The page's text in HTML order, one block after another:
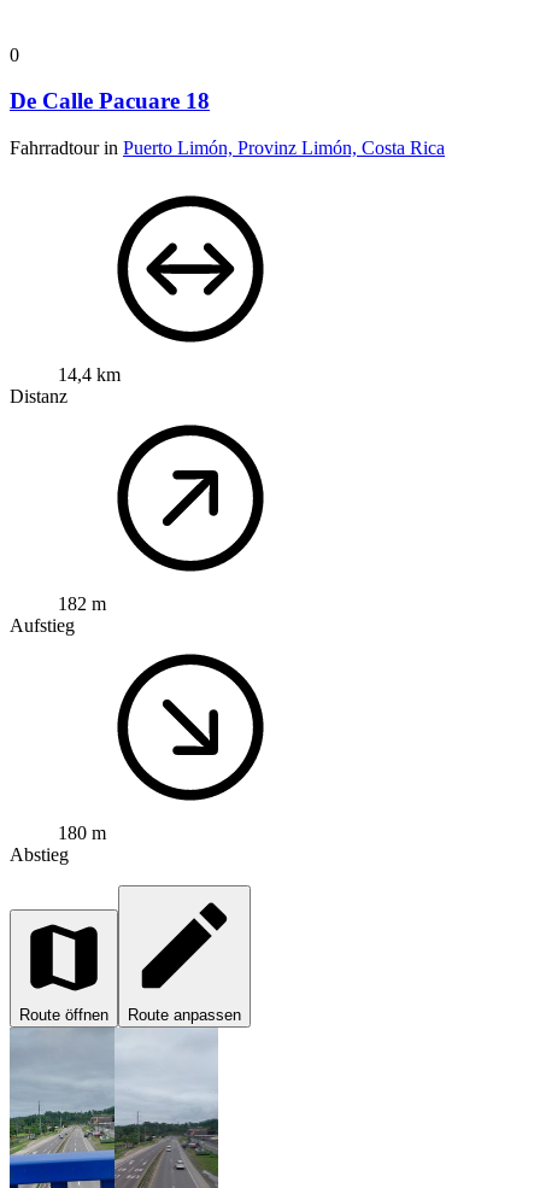
0
De Calle Pacuare 18
Fahrradtour in Puerto Limón, Provinz Limón, Costa Rica
14,4 km
Distanz
182 m
Aufstieg
180 m
Abstieg
Route öffnen Route anpassen